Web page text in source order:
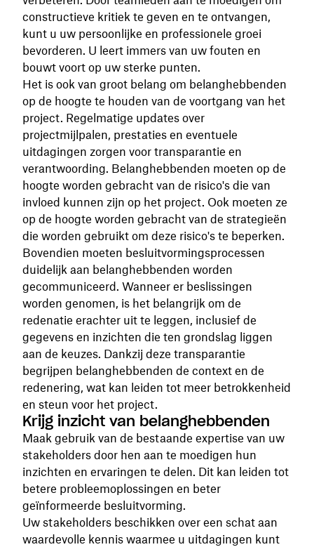
constructieve kritiek te geven en te ontvangen,
kunt u uw persoonlijke en professionele groei
bevorderen. U leert immers van uw fouten en
bouwt voort op uw sterke punten.
Het is ook van groot belang om belanghebbenden
op de hoogte te houden van de voortgang van het
project. Regelmatige updates over
projectmijlpalen, prestaties en eventuele
uitdagingen zorgen voor transparantie en
verantwoording. Belanghebbenden moeten op de
hoogte worden gebracht van de risico's die van
invloed kunnen zijn op het project. Ook moeten ze
op de hoogte worden gebracht van de strategieën
die worden gebruikt om deze risico's te beperken.
Bovendien moeten besluitvormingsprocessen
duidelijk aan belanghebbenden worden
gecommuniceerd. Wanneer er beslissingen
worden genomen, is het belangrijk om de
redenatie erachter uit te leggen, inclusief de
gegevens en inzichten die ten grondslag liggen
aan de keuzes. Dankzij deze transparantie
begrijpen belanghebbenden de context en de
redenering, wat kan leiden tot meer betrokkenheid
en steun voor het project.
Krijg inzicht van belanghebbenden
Maak gebruik van de bestaande expertise van uw
stakeholders door hen aan te moedigen hun
inzichten en ervaringen te delen. Dit kan leiden tot
betere probleemoplossingen en beter
geïnformeerde besluitvorming.
Uw stakeholders beschikken over een schat aan
waardevolle kennis waarmee u uitdagingen kunt